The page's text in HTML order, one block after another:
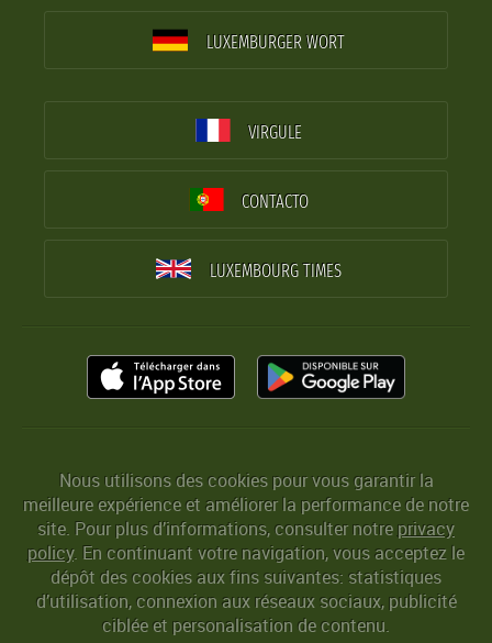
LUXEMBURGER WORT
VIRGULE
CONTACTO
LUXEMBOURG TIMES
Nous utilisons des cookies pour vous garantir la
meilleure expérience et améliorer la performance de notre
site. Pour plus d’informations, consulter notreprivacy
policy. En continuant votre navigation, vous acceptez le
dépôt des cookies aux fins suivantes: statistiques
d’utilisation, connexion aux réseaux sociaux, publicité
ciblée et personalisation de contenu.